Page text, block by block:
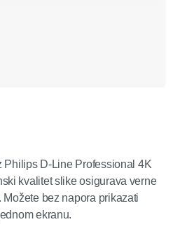
Philips D-Line Professional 4K
kvalitet slike osigurava verne
bez napora prikazati
ekranu.